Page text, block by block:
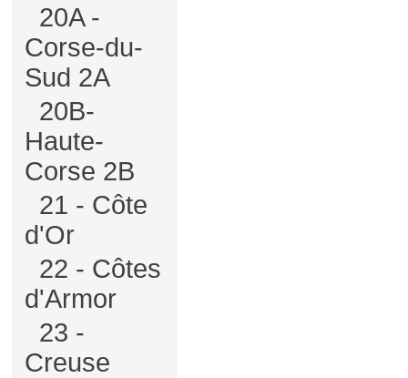
20A -
Corse-du-
Sud 2A
20B-
Haute-
Corse 2B
21 - Côte
d'Or
22 - Côtes
d'Armor
23 -
Creuse